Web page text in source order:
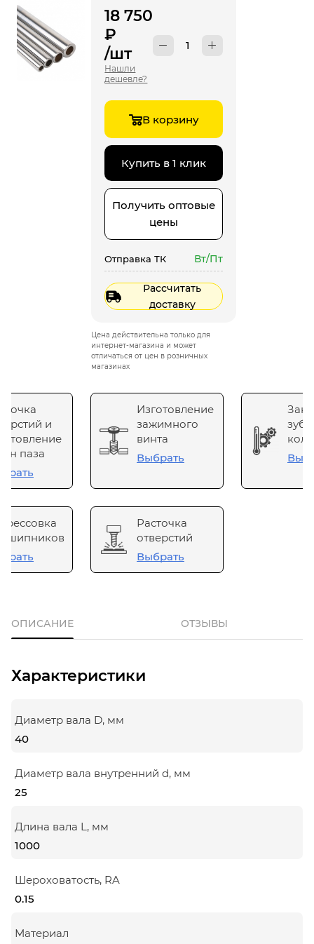
18 750
₽
/шт
Нашли
дешевле?
В корзину
Купить в 1 клик
Получить оптовые
цены
Отправка ТК Вт/Пт
Рассчитать
доставку
Цена действительна только для
интернет-магазина и может
отличаться от цен в розничных
магазинах
и
паза
Изготовление
зажимного
винта
Выбрать
Расточка
отверстий
Выбрать
ОПИСАНИЕ ОТЗЫВЫ
Характеристики
Диаметр вала D, мм
40
Диаметр вала внутренний d, мм
25
Длина вала L, мм
1000
Шероховатость, RA
0.15
Материал